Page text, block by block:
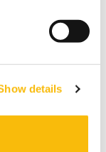
details